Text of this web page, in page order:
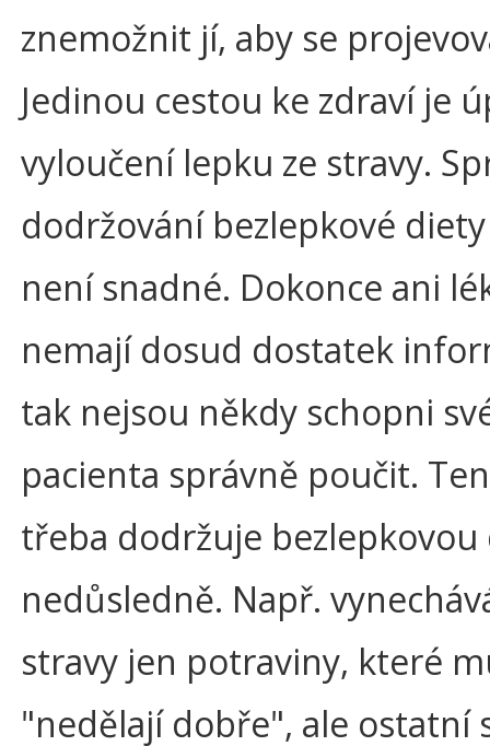
znemožnit jí, aby se
Jedinou cestou ke zdraví je
vyloučení lepku ze stravy.
dodržování bezlepkové
není snadné. Dokonce ani
nemají dosud dostatek
tak nejsou někdy schopni
pacienta správně poučit.
třeba dodržuje
nedůsledně. Např.
stravy jen potraviny, které
"nedělají dobře", ale ostatní